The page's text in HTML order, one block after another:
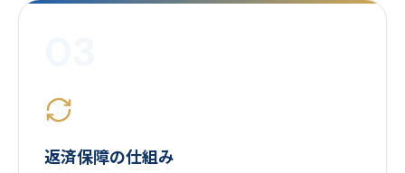
返済保障の仕組み